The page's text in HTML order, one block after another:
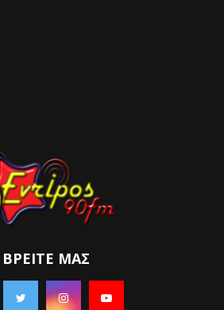
ΒΡΕΊΤΕ ΜΑΣ